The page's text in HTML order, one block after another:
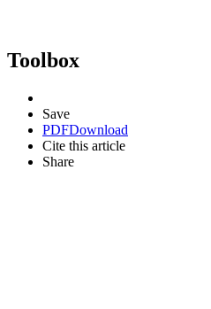
Toolbox
Save
PDFDownload
Cite this article
Share